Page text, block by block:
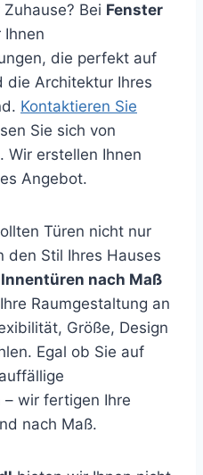
Bei Fenster
die perfekt auf
die Architektur Ihres
Kontaktieren Sie
Sie sich von
Wir erstellen Ihnen
Angebot.
Türen nicht nur
den Stil Ihres Hauses
Innentüren nach Maß
Raumgestaltung an
Größe, Design
Egal ob Sie auf
– wir fertigen Ihre
nach Maß.